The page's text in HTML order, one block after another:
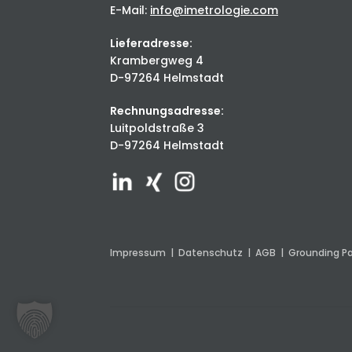
E-Mail: info@imetrologie.com
Lieferadresse:
Krambergweg 4
D-97264 Helmstadt
Rechnungsadresse:
Luitpoldstraße 3
D-97264 Helmstadt
Impressum |Datenschutz |AGB |Grounding